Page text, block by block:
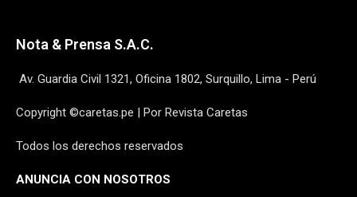
Nota & Prensa S.A.C.
Av. Guardia Civil 1321, Oficina 1802, Surquillo, Lima - Perú
Copyright ©caretas.pe | Por Revista Caretas
Todos los derechos reservados
ANUNCIA CON NOSOTROS